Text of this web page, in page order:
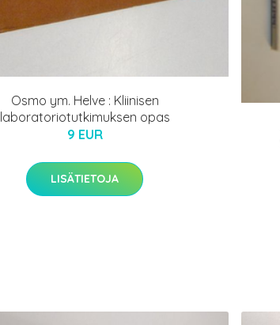
Osmo ym. Helve : Kliinisen
laboratoriotutkimuksen opas
9 EUR
LISÄTIETOJA